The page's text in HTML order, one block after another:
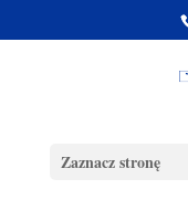
Zaznacz stronę